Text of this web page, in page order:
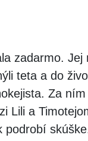
zadarmo. Jej
teta a do
Za
Lili a
podrobí